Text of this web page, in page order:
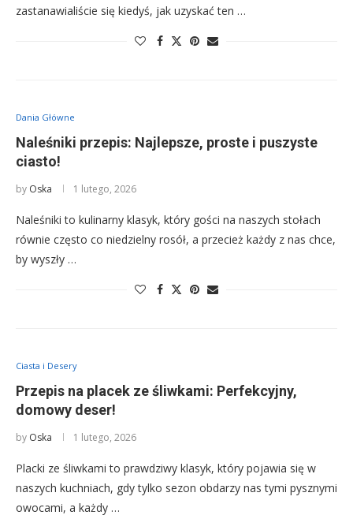
zastanawialiście się kiedyś, jak uzyskać ten …
Dania Główne
Naleśniki przepis: Najlepsze, proste i puszyste
ciasto!
by Oska 1 lutego, 2026
Naleśniki to kulinarny klasyk, który gości na naszych stołach
równie często co niedzielny rosół, a przecież każdy z nas chce,
by wyszły …
Ciasta i Desery
Przepis na placek ze śliwkami: Perfekcyjny,
domowy deser!
by Oska 1 lutego, 2026
Placki ze śliwkami to prawdziwy klasyk, który pojawia się w
naszych kuchniach, gdy tylko sezon obdarzy nas tymi pysznymi
owocami, a każdy …